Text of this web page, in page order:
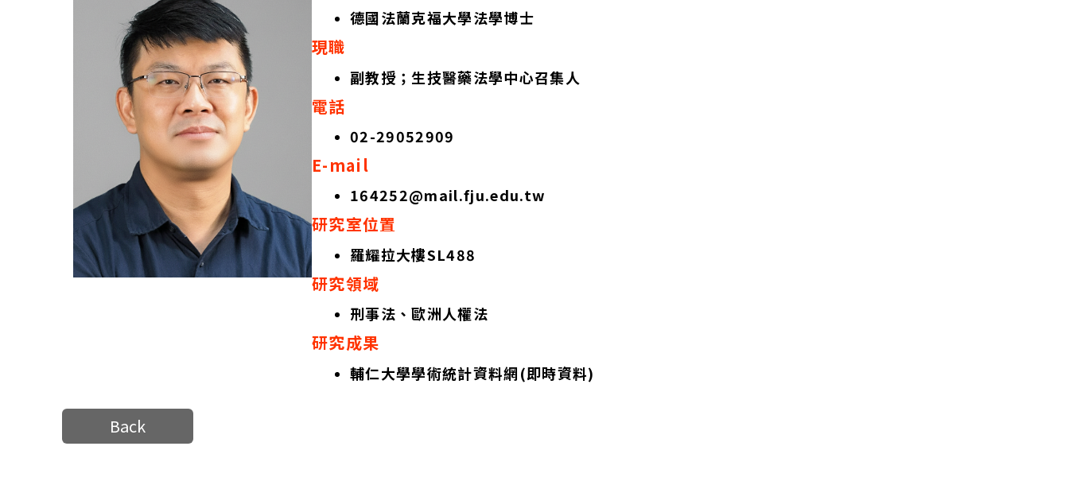
德國法蘭克福大學法學博士
現職
副教授；生技醫藥法學中心召集人
電話
02-29052909
E-mail
164252@mail.fju.edu.tw
研究室位置
羅耀拉大樓SL488
研究領域
刑事法、歐洲人權法
研究成果
輔仁大學學術統計資料網(即時資料)
Back